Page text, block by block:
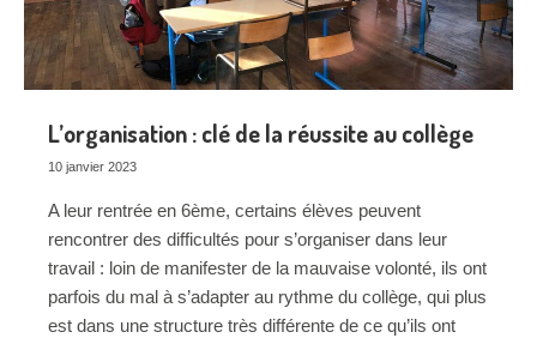
L’organisation : clé de la réussite au collège
10 janvier 2023
A leur rentrée en 6ème, certains élèves peuvent
rencontrer des difficultés pour s’organiser dans leur
travail : loin de manifester de la mauvaise volonté, ils ont
parfois du mal à s’adapter au rythme du collège, qui plus
est dans une structure très différente de ce qu’ils ont